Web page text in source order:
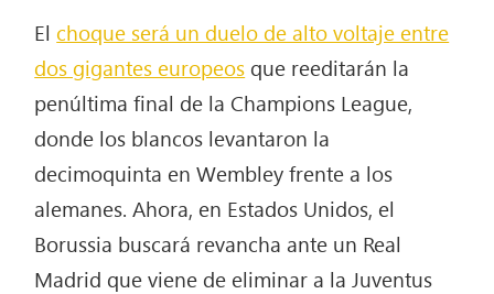
El choque será un duelo de alto voltaje entre
dos gigantes europeos que reeditarán la
penúltima final de la Champions League,
donde los blancos levantaron la
decimoquinta en Wembley frente a los
alemanes. Ahora, en Estados Unidos, el
Borussia buscará revancha ante un Real
Madrid que viene de eliminar a la Juventus